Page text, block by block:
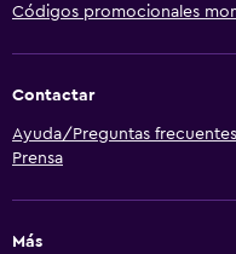
Códigos promocionales
Contactar
Ayuda/Preguntas frecuentes
Prensa
Más